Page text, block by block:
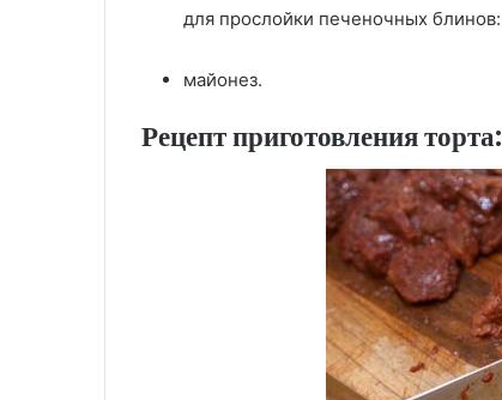
для прослойки печеночных блинов:
майонез.
Рецепт приготовления торта: